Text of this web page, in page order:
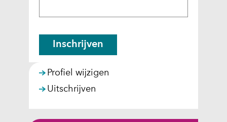
r
n
Inschrijven
Profiel wijzigen
Uitschrijven